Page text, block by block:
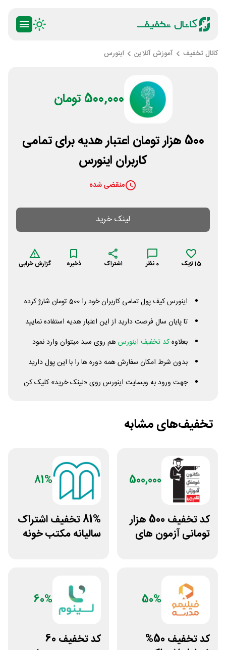
کانال تخفیف آموزش آنلاین اینورس
500,000 تومان
500 هزار تومان اعتبار هدیه برای تمامی
کاربران اینورس
منقضی شده
لینک خرید
15 لایک 0 نظر اشتراک ذخیره گزارش خرابی
اینورس کیف پول تمامی کاربران خود را 500 تومان شارژ کرده
تا پایان سال فرصت دارید از این اعتبار هدیه استفاده نمایید
بعلاوهکد تخفیف اینورسهم روی سبد میتوان وارد نمود
بدون شرط امکان سفارش همه دوره ها را با این پول دارید
جهت ورود به وبسایت اینورس روی «لینک خرید» کلیک کن
تخفیف‌های مشابه
500,000
کد تخفیف 500 هزار
تومانی آزمون های
81%
81% تخفیف اشتراک
سالیانه مکتب خونه
50%
کد تخفیف 50%
60%
کد تخفیف 60